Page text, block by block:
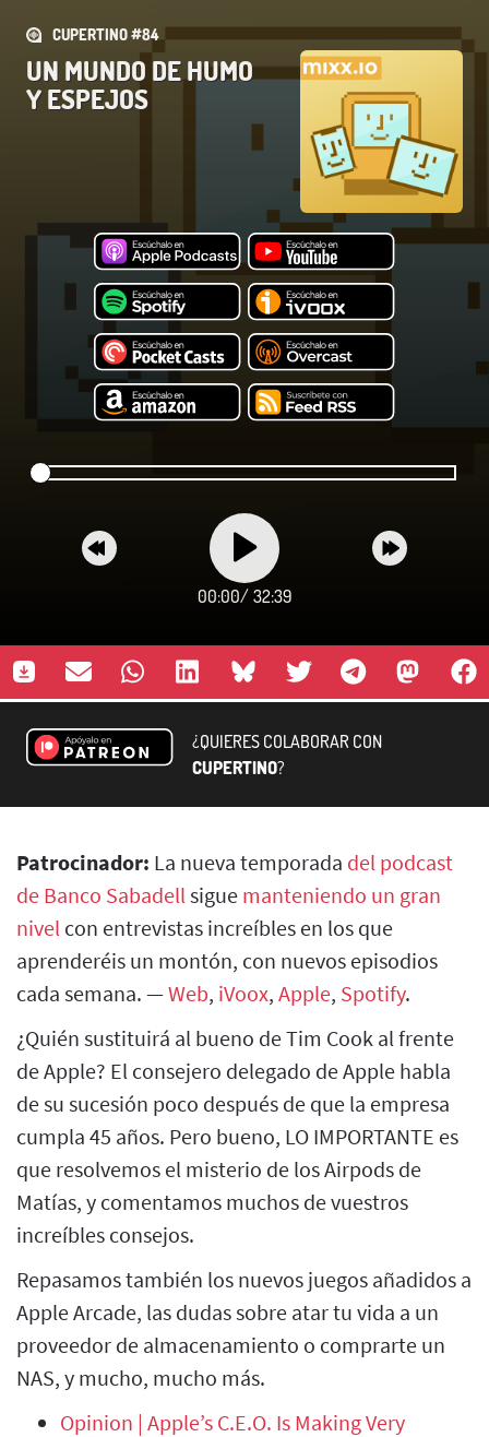
CUPERTINO #84
UN MUNDO DE HUMO
Y ESPEJOS
00:00/ 32:39
¿QUIERES COLABORAR CON
CUPERTINO?
Patrocinador: La nueva temporada del podcast
de Banco Sabadell sigue manteniendo un gran
nivel con entrevistas increíbles en los que
aprenderéis un montón, con nuevos episodios
cada semana. —Web, iVoox, Apple, Spotify.
¿Quién sustituirá al bueno de Tim Cook al frente
de Apple? El consejero delegado de Apple habla
de su sucesión poco después de que la empresa
cumpla 45 años. Pero bueno, LO IMPORTANTE es
que resolvemos el misterio de los Airpods de
Matías, y comentamos muchos de vuestros
increíbles consejos.
Repasamos también los nuevos juegos añadidos a
Apple Arcade, las dudas sobre atar tu vida a un
proveedor de almacenamiento o comprarte un
NAS, y mucho, mucho más.
Opinion | Apple’s C.E.O. Is Making Very